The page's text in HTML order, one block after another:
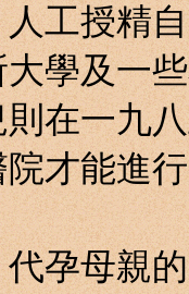
授精自
學及一
在一九
才能進
母親的